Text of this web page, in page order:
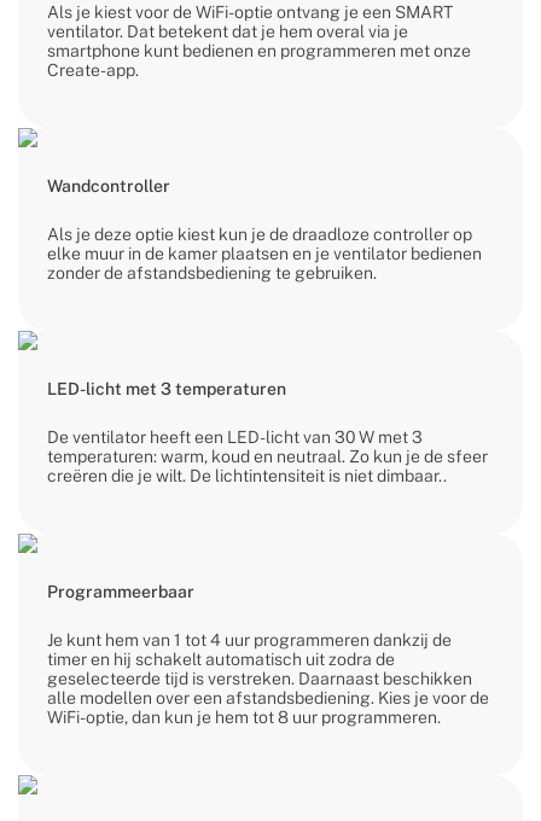
Als je kiest voor de WiFi-optie ontvang je een SMART
ventilator. Dat betekent dat je hem overal via je
smartphone kunt bedienen en programmeren met onze
Create-app.
Wandcontroller
Als je deze optie kiest kun je de draadloze controller op
elke muur in de kamer plaatsen en je ventilator bedienen
zonder de afstandsbediening te gebruiken.
LED-licht met 3 temperaturen
De ventilator heeft een LED-licht van 30 W met 3
temperaturen: warm, koud en neutraal. Zo kun je de sfeer
creëren die je wilt. De lichtintensiteit is niet dimbaar..
Programmeerbaar
Je kunt hem van 1 tot 4 uur programmeren dankzij de
timer en hij schakelt automatisch uit zodra de
geselecteerde tijd is verstreken. Daarnaast beschikken
alle modellen over een afstandsbediening. Kies je voor de
WiFi-optie, dan kun je hem tot 8 uur programmeren.